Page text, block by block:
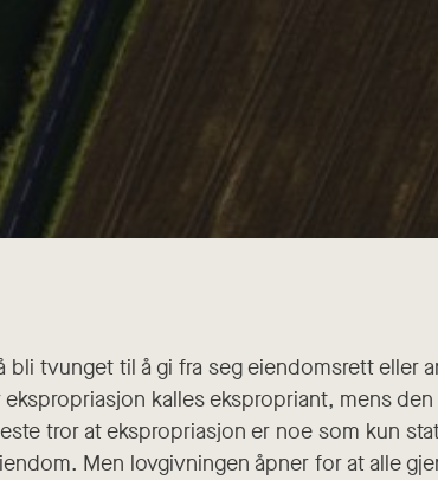
tvunget til å gi fra seg eiendomsrett eller
kalles ekspropriant, mens
tror at ekspropriasjon er noe som kun
Men lovgivningen åpner for at alle